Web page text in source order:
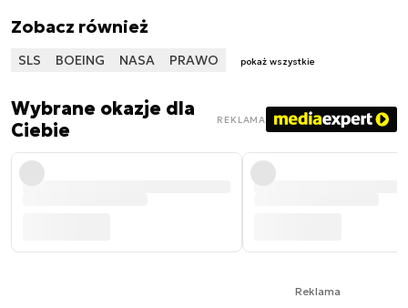
Zobacz również
SLS BOEING NASA PRAWO pokaż wszystkie
Wybrane okazje dla
Ciebie
REKLAMA
Reklama